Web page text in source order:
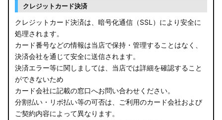
クレジットカード決済
クレジットカード決済は、暗号化通信（SSL）により安全に
処理されます。
カード番号などの情報は当店で保持・管理することはなく、
決済会社を通じて安全に送信されます。
決済エラー等に関しましては、当店では詳細を確認すること
ができないため
カード会社に記載の窓口へお問い合わせください。
分割払い・リボ払い等の可否は、ご利用のカード会社および
ご契約内容によって異なります。